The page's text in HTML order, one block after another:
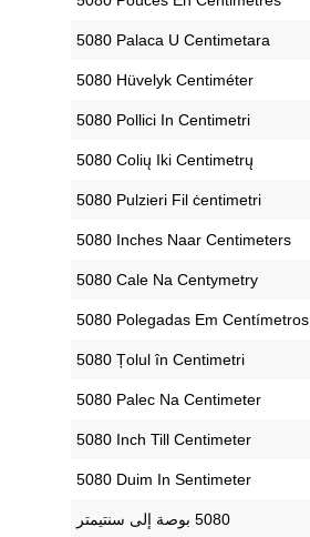
‎5080 Palaca U Centimetara
‎5080 Hüvelyk Centiméter
‎5080 Pollici In Centimetri
‎5080 Colių Iki Centimetrų
‎5080 Pulzieri Fil ċentimetri
‎5080 Inches Naar Centimeters
‎5080 Cale Na Centymetry
‎5080 Polegadas Em Centímetros
‎5080 Țolul în Centimetri
‎5080 Palec Na Centimeter
‎5080 Inch Till Centimeter
‎5080 Duim In Sentimeter